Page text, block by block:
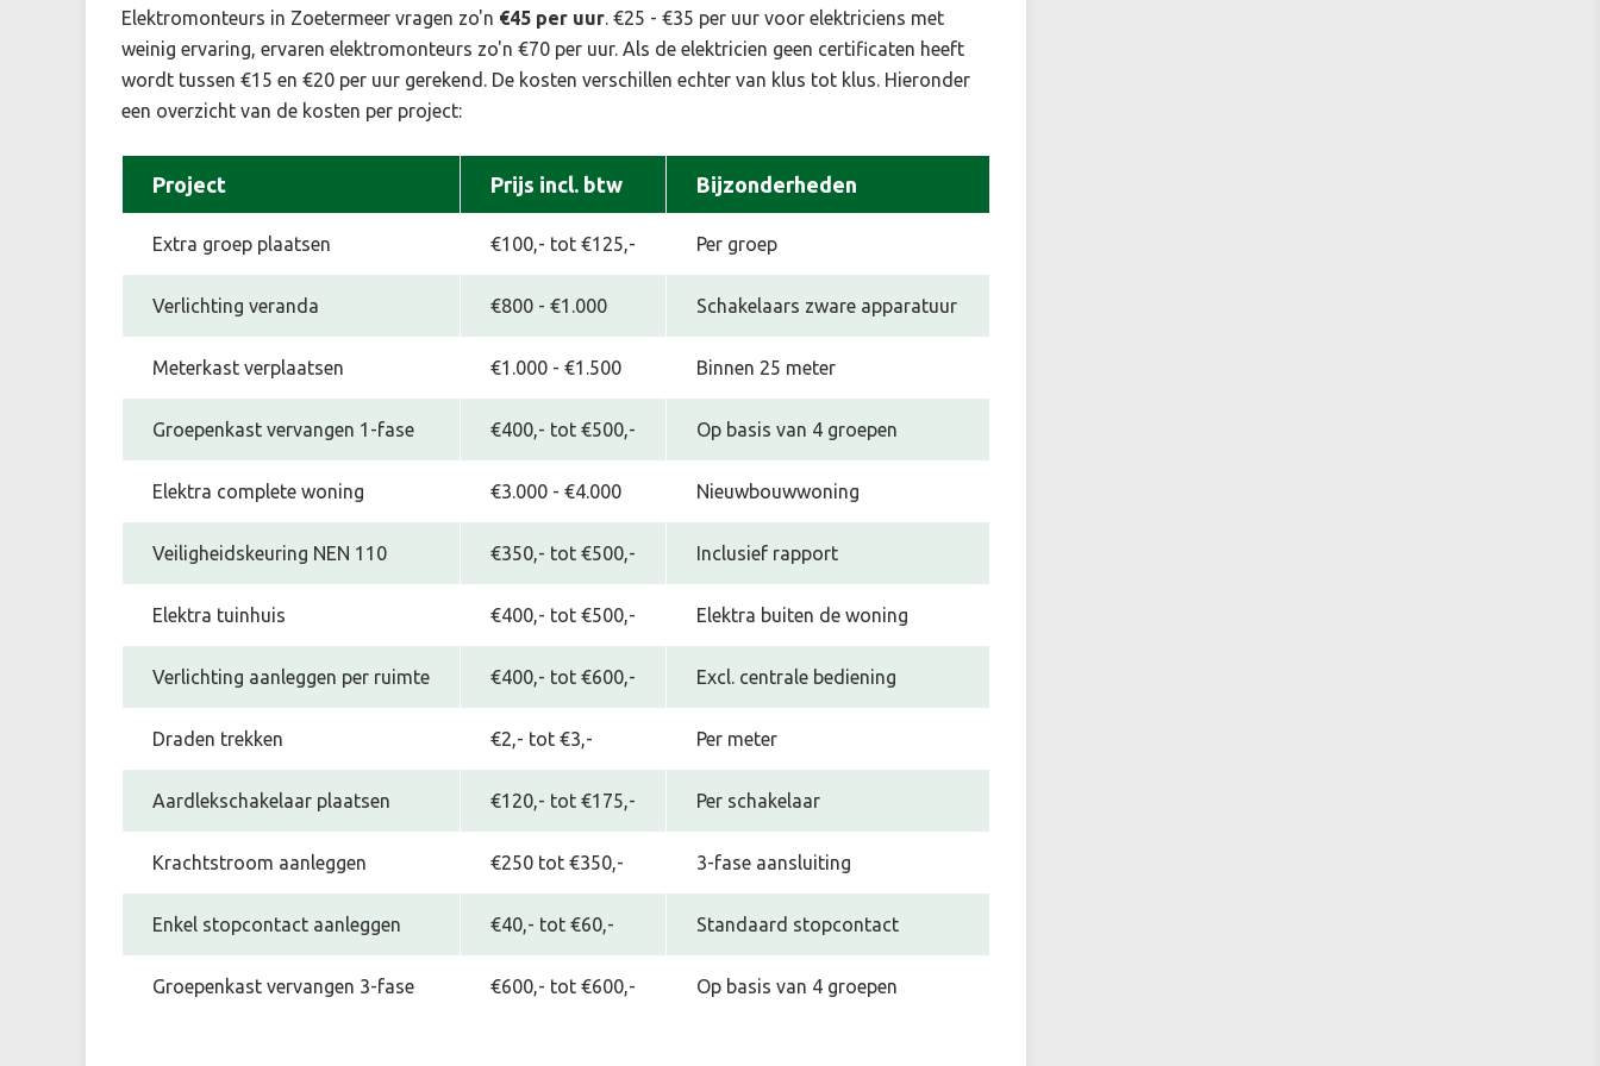
Elektromonteurs in Zoetermeer vragen zo'n €45 per uur. €25 - €35 per uur voor elektriciens met
weinig ervaring, ervaren elektromonteurs zo'n €70 per uur. Als de elektricien geen certificaten heeft
wordt tussen €15 en €20 per uur gerekend. De kosten verschillen echter van klus tot klus. Hieronder
een overzicht van de kosten per project:
Project Prijs incl. btw Bijzonderheden
Extra groep plaatsen €100,- tot €125,- Per groep
Verlichting veranda €800 - €1.000 Schakelaars zware apparatuur
Meterkast verplaatsen €1.000 - €1.500 Binnen 25 meter
Groepenkast vervangen 1-fase €400,- tot €500,- Op basis van 4 groepen
Elektra complete woning €3.000 - €4.000 Nieuwbouwwoning
Veiligheidskeuring NEN 110 €350,- tot €500,- Inclusief rapport
Elektra tuinhuis €400,- tot €500,- Elektra buiten de woning
Verlichting aanleggen per ruimte €400,- tot €600,- Excl. centrale bediening
Draden trekken €2,- tot €3,- Per meter
Aardlekschakelaar plaatsen €120,- tot €175,- Per schakelaar
Krachtstroom aanleggen €250 tot €350,- 3-fase aansluiting
Enkel stopcontact aanleggen €40,- tot €60,- Standaard stopcontact
Groepenkast vervangen 3-fase €600,- tot €600,- Op basis van 4 groepen